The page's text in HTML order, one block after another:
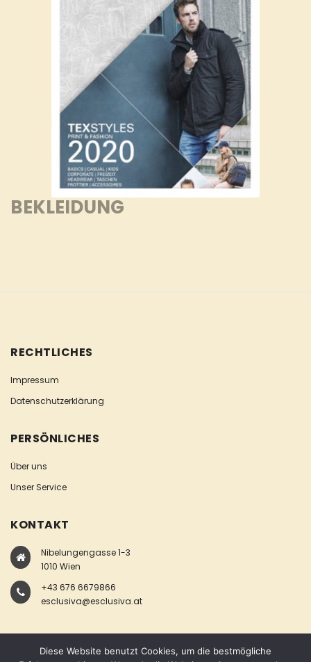
BEKLEIDUNG
RECHTLICHES
Impressum
Datenschutzerklärung
PERSÖNLICHES
Über uns
Unser Service
KONTAKT
Nibelungengasse 1-3
1010 Wien
+43 676 6679866
esclusiva@esclusiva.at
Diese Website benutzt Cookies, um die bestmögliche